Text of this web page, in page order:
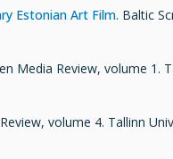
Estonian Art Film. Baltic
Media Review, volume 1.
volume 4. Tallinn